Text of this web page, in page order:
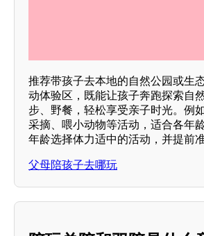
推荐带孩子去本地的自然公园或生
动体验区，既能让孩子奔跑探索自
步、野餐，轻松享受亲子时光。例
采摘、喂小动物等活动，适合各年
年龄选择体力适中的活动，并提前
父母陪孩子去哪玩